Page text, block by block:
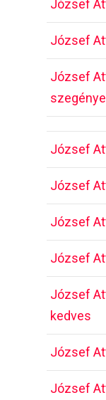
József
József
József
József
József
József
József
József
kedves
József
József